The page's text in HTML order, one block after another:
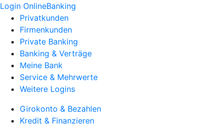
Login OnlineBanking
Privatkunden
Firmenkunden
Private Banking
Banking & Verträge
Meine Bank
Service & Mehrwerte
Weitere Logins
Girokonto & Bezahlen
Kredit & Finanzieren